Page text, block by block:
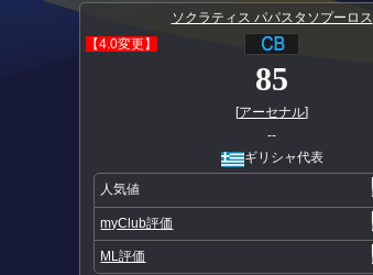
ソクラティス パパスタソプーロス
【4.0変更】
85
[アーセナル]
--
ギリシャ代表
人気値
myClub評価
ML評価